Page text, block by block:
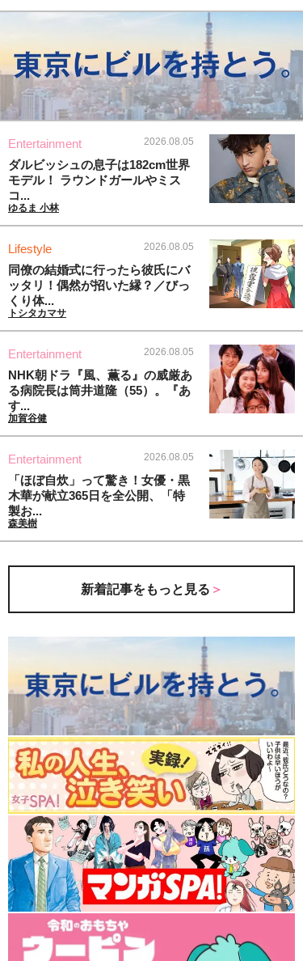
Entertainment 2026.08.05
ダルビッシュの息子は182cm世界
モデル！ ラウンドガールやミス
コ...
ゆるま 小林
Lifestyle 2026.08.05
同僚の結婚式に行ったら彼氏にバ
ッタリ！偶然が招いた縁？／びっ
くり体...
トシタカマサ
Entertainment 2026.08.05
NHK朝ドラ『風、薫る』の威厳あ
る病院長は筒井道隆（55）。『あ
す...
加賀谷健
Entertainment 2026.08.05
「ほぼ自炊」って驚き！女優・黒
木華が献立365日を全公開、「特
製お...
森美樹
新着記事をもっと見る